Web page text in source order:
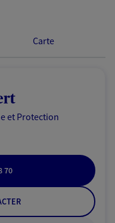
Carte
et Protection
70